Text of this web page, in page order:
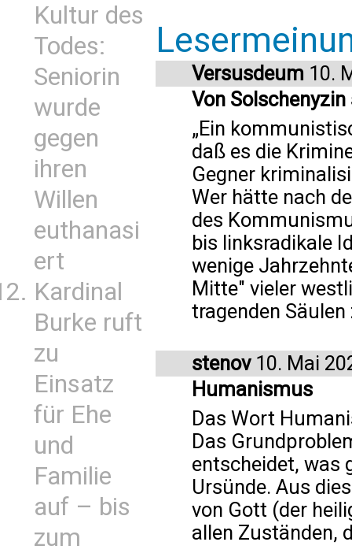
Kultur des
Todes:
Seniorin
wurde
gegen
ihren
Willen
euthanasi
ert
Kardinal
Burke ruft
zu
Einsatz
für Ehe
und
Familie
auf – bis
zum
Versusdeum 10.
Von
„Ein
daß es die
Gegner
Wer hätte nach
des
bis linksradikale
wenige
Mitte" vieler
tragenden
stenov10. Mai
Humanismus
Das Wort
Das
entscheidet, was
Ursünde. Aus
von Gott (der
allen Zuständen,